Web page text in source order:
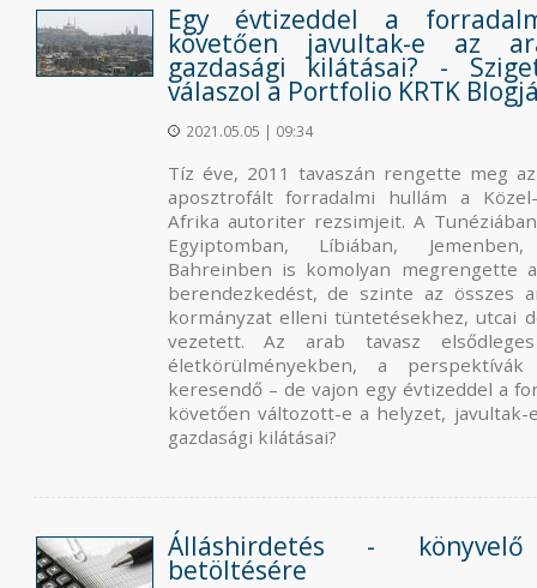
Egy évtizeddel a
követően javultak-e az
gazdasági kilátásai? -
válaszol a Portfolio KRTK
2021.05.05 | 09:34
Tíz éve, 2011 tavaszán rengette meg
aposztrofált forradalmi hullám a
Afrika autoriter rezsimjeit. A
Egyiptomban, Líbiában,
Bahreinben is komolyan megrengette
berendezkedést, de szinte az összes
kormányzat elleni tüntetésekhez, utcai
vezetett. Az arab tavasz
életkörülményekben, a
keresendő – de vajon egy évtizeddel a
követően változott-e a helyzet, javultak-
gazdasági kilátásai?
Álláshirdetés -
betöltésére